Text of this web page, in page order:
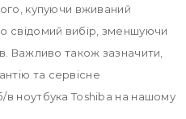
купуючи вживаний
свідомий вибір, зменшуючи
Важливо також зазначити,
та сервісне
в ноутбука Toshiba на нашому